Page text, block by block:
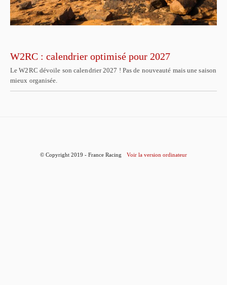
W2RC : calendrier optimisé pour 2027
Le W2RC dévoile son calendrier 2027 ! Pas de nouveauté mais une saison
mieux organisée.
© Copyright 2019 - France Racing Voir la version ordinateur